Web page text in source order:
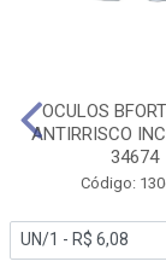
OCULOS
ANTIRRISCO
34674
Código: